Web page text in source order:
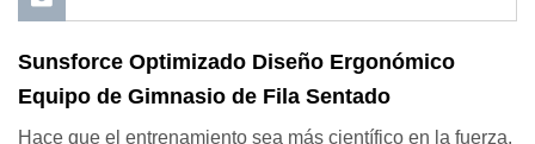
Sunsforce Optimizado Diseño Ergonómico
Equipo de Gimnasio de Fila Sentado
Hace que el entrenamiento sea más científico en la fuerza.